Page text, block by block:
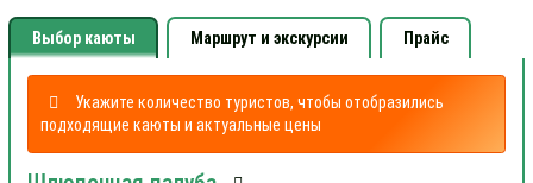
Выбор каюты Маршрут и экскурсии Прайс
Укажите количество туристов, чтобы отобразились
подходящие каюты и актуальные цены